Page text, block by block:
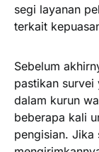
segi layanan
terkait
Sebelum
pastikan survei
dalam kurun
beberapa kali
pengisian. Jika